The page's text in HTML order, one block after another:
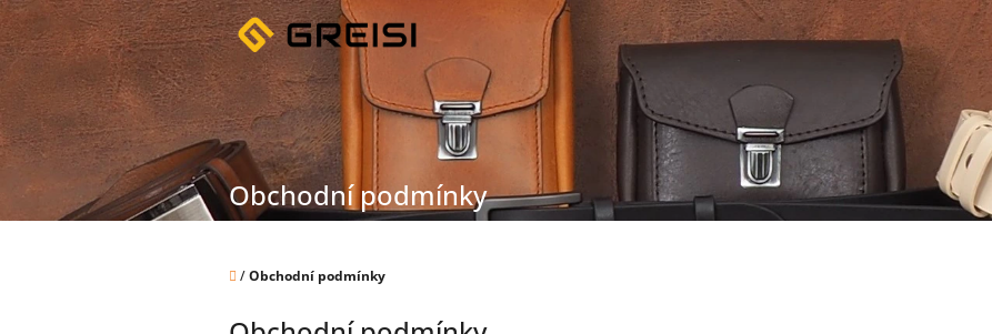
Přejít
na
obsah
Obchodní podmínky
Domů
/Obchodní podmínky